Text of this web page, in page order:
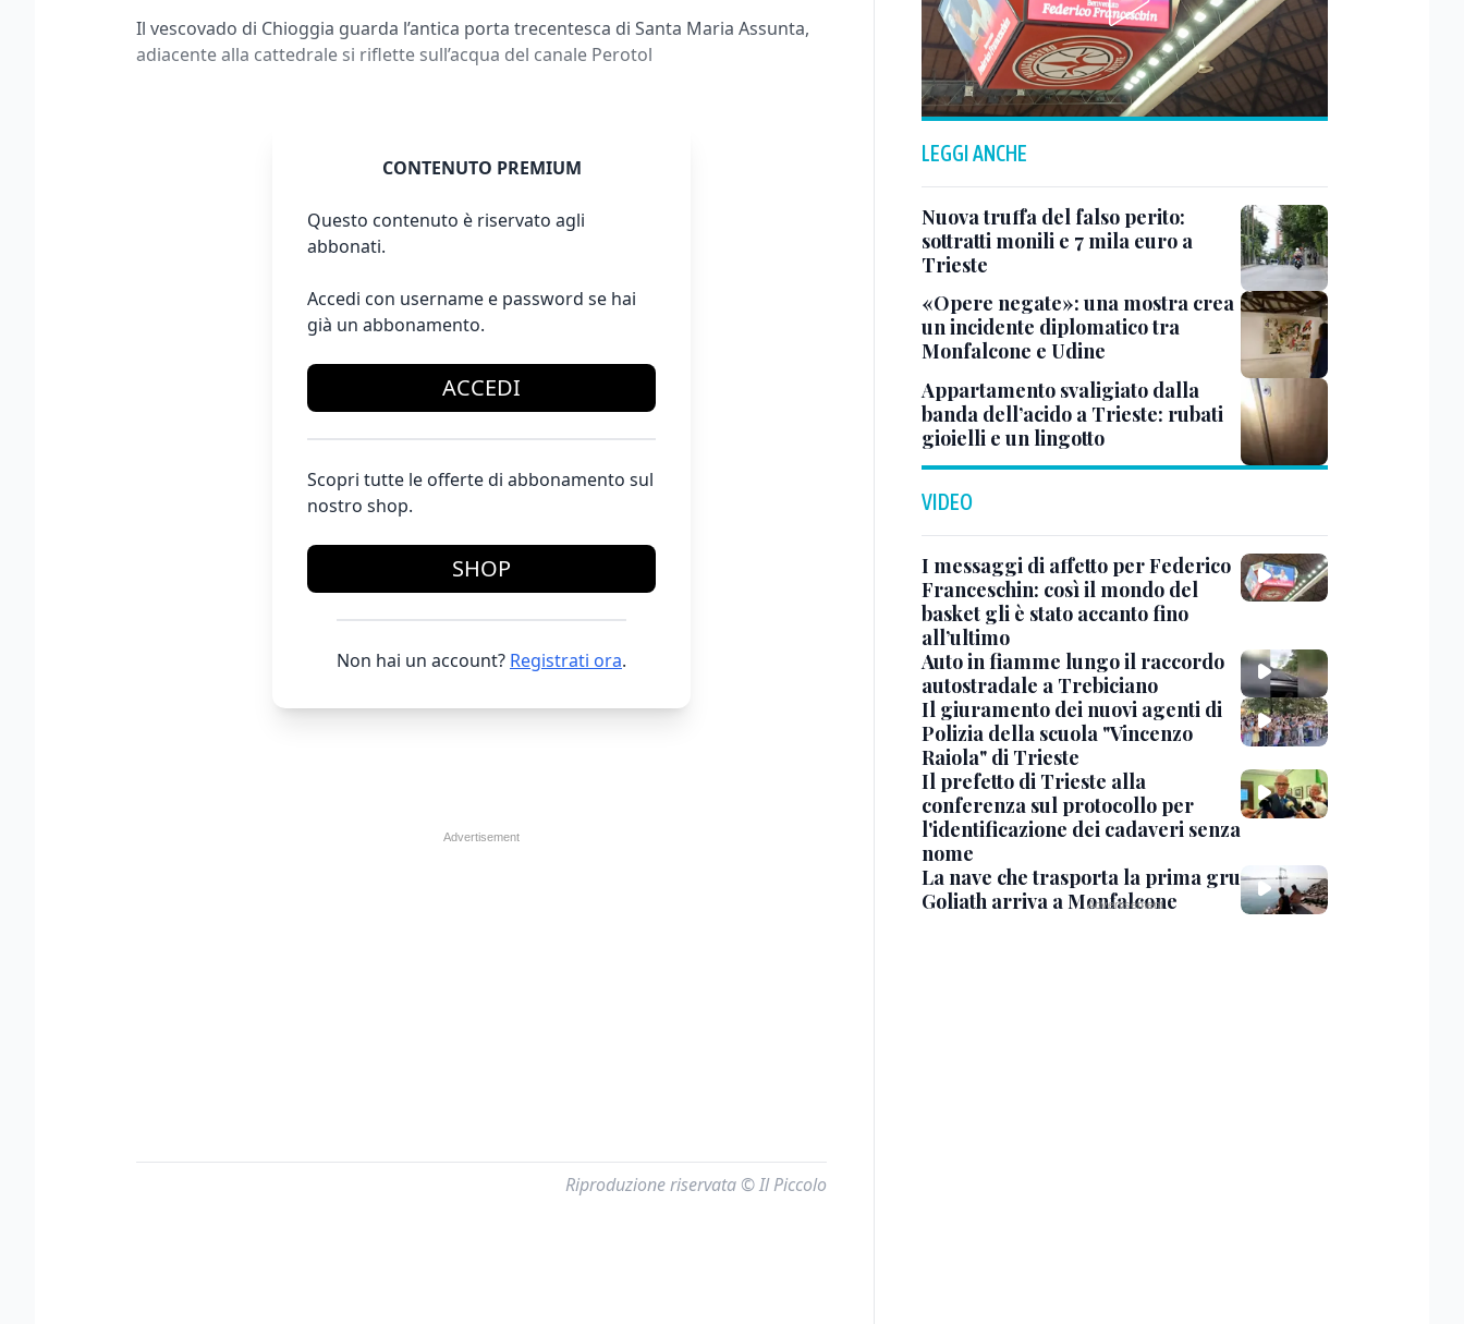
Il vescovado di Chioggia guarda l’antica porta trecentesca di Santa Maria Assunta,
adiacente alla cattedrale si riflette sull’acqua del canale Perotol
CONTENUTO PREMIUM
Questo contenuto è riservato agli
abbonati.
Accedi con username e password se hai
già un abbonamento.
ACCEDI
Scopri tutte le offerte di abbonamento sul
nostro shop.
SHOP
Non hai un account? Registrati ora.
Riproduzione riservata © Il Piccolo
LEGGI ANCHE
Nuova truffa del falso perito:
sottratti monili e 7 mila euro a
Trieste
«Opere negate»: una mostra crea
un incidente diplomatico tra
Monfalcone e Udine
Appartamento svaligiato dalla
banda dell’acido a Trieste: rubati
gioielli e un lingotto
VIDEO
I messaggi di affetto per Federico
Franceschin: così il mondo del
basket gli è stato accanto fino
all’ultimo
Auto in fiamme lungo il raccordo
autostradale a Trebiciano
Il giuramento dei nuovi agenti di
Polizia della scuola "Vincenzo
Raiola" di Trieste
Il prefetto di Trieste alla
conferenza sul protocollo per
l'identificazione dei cadaveri senza
nome
La nave che trasporta la prima gru
Goliath arriva a Monfalcone